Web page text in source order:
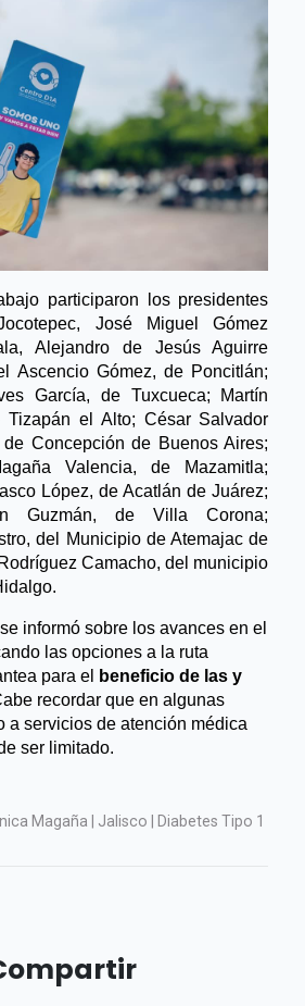
participaron los presidentes
José Miguel Gómez
Alejandro de Jesús Aguirre
Ascencio Gómez, de Poncitlán;
García, de Tuxcueca; Martín
Tizapán el Alto; César Salvador
Concepción de Buenos Aires;
Valencia, de Mazamitla;
López, de Acatlán de Juárez;
Guzmán, de Villa Corona;
del Municipio de Atemajac de
Camacho, del municipio
informó sobre los avances en el
las opciones a la ruta
para el
beneficio de las y
recordar que en algunas
a servicios de atención médica
ser limitado.
Magaña | Jalisco | Diabetes Tipo 1